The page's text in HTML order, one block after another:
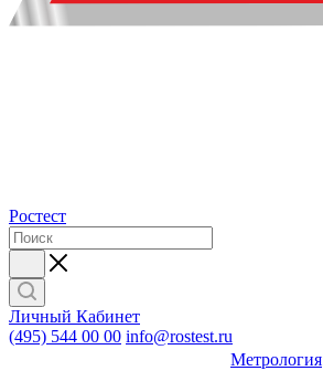
Ростест
Личный Кабинет
(495) 544 00 00 info@rostest.ru
Метрология